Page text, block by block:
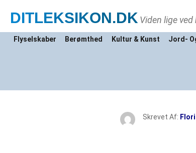
DITLEKSIKON.DK Viden lige ved
Flyselskaber Berømthed Kultur & Kunst Jord-
Skrevet Af: